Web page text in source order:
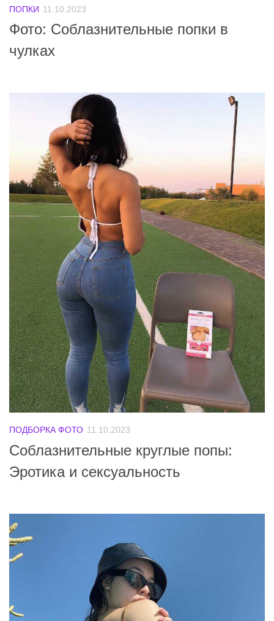
ПОПКИ 11.10.2023
Фото: Соблазнительные попки в
чулках
ПОДБОРКА ФОТО 11.10.2023
Соблазнительные круглые попы:
Эротика и сексуальность